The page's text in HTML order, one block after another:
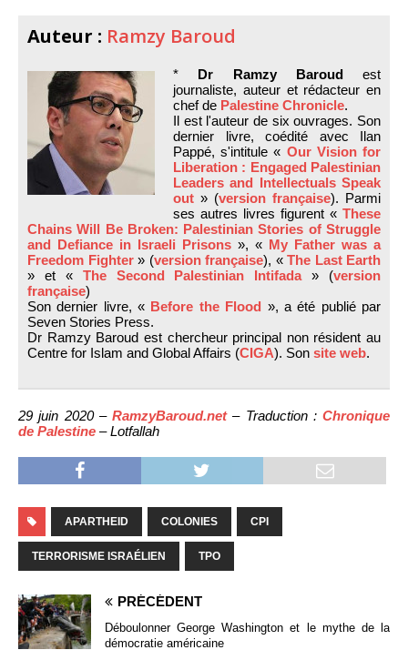
Auteur : Ramzy Baroud
* Dr Ramzy Baroudest
journaliste, auteur et rédacteur en
chef de Palestine Chronicle.
Il est l'auteur de six ouvrages. Son
dernier livre, coédité avec Ilan
Pappé, s'intitule « Our Vision for
Liberation : Engaged Palestinian
Leaders and Intellectuals Speak
out » (version française). Parmi
ses autres livres figurent « These
Chains Will Be Broken: Palestinian Stories of Struggle
and Defiance in Israeli Prisons », « My Father was a
Freedom Fighter» (version française), « The Last Earth
» et « The Second Palestinian Intifada» (version
française)
Son dernier livre, « Before the Flood », a été publié par
Seven Stories Press.
Dr Ramzy Baroud est chercheur principal non résident au
Centre for Islam and Global Affairs (CIGA). Son site web.
29 juin 2020 – RamzyBaroud.net– Traduction : Chronique
de Palestine – Lotfallah
APARTHEID COLONIES CPI
TERRORISME ISRAÉLIEN TPO
PRÉCÉDENT
Déboulonner George Washington et le mythe de la
démocratie américaine